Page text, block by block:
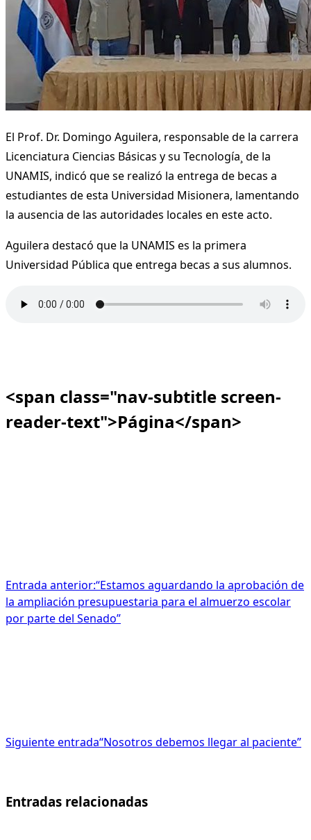
El Prof. Dr. Domingo Aguilera, responsable de la carrera
Licenciatura Ciencias Básicas y su Tecnología¸ de la
UNAMIS, indicó que se realizó la entrega de becas a
estudiantes de esta Universidad Misionera, lamentando
la ausencia de las autoridades locales en este acto.
Aguilera destacó que la UNAMIS es la primera
Universidad Pública que entrega becas a sus alumnos.
<span class="nav-subtitle screen-
reader-text">Página</span>
Entrada anterior:“Estamos aguardando la aprobación de
la ampliación presupuestaria para el almuerzo escolar
por parte del Senado”
Siguiente entrada“Nosotros debemos llegar al paciente”
Entradas relacionadas